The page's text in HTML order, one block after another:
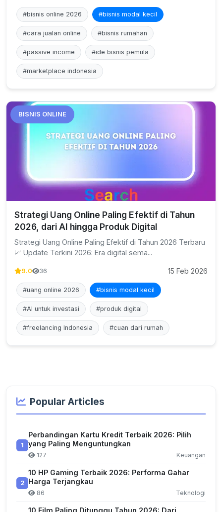
#bisnis online 2026 #bisnis modal kecil
#cara jualan online #bisnis rumahan
#passive income #ide bisnis pemula
#marketplace indonesia
BISNIS ONLINE
Strategi Uang Online Paling Efektif di Tahun
2026, dari AI hingga Produk Digital
Strategi Uang Online Paling Efektif di Tahun 2026 Terbaru
📈 Update Terkini 2026: Era digital sema...
9.0 36 15 Feb 2026
#uang online 2026 #bisnis modal kecil
#AI untuk investasi #produk digital
#freelancing Indonesia #cuan dari rumah
Popular Articles
1
Perbandingan Kartu Kredit Terbaik 2026: Pilih
yang Paling Menguntungkan
127 Keuangan
2
10 HP Gaming Terbaik 2026: Performa Gahar
Harga Terjangkau
86 Teknologi
10 Film Paling Ditunggu Tahun 2026: Dari